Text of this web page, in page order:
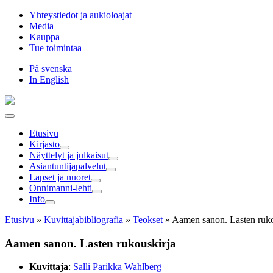
Hyppää
sisältöön
Yhteystiedot ja aukioloajat
Media
Kauppa
Tue toimintaa
På svenska
In English
Etusivu
Kirjasto
Näyttelyt ja julkaisut
Asiantuntija­palvelut
Lapset ja nuoret
Onnimanni-lehti
Info
Etusivu » Kuvittaja­bibliografia » Teokset » Aamen sanon. Lasten
Aamen sanon. Lasten rukouskirja
Kuvittaja: Salli Parikka Wahlberg